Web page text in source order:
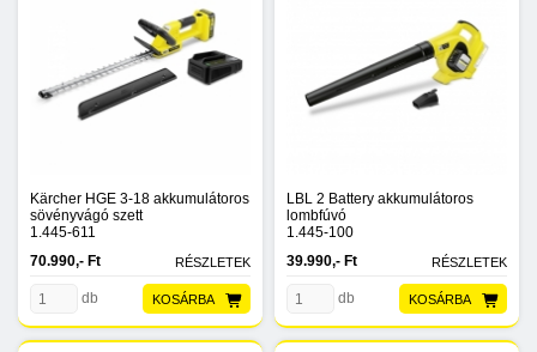
Kärcher HGE 3-18 akkumulátoros
sövényvágó szett
1.445-611
70.990,- Ft
RÉSZLETEK
KOSÁRBA
db
LBL 2 Battery akkumulátoros
lombfúvó
1.445-100
39.990,- Ft
RÉSZLETEK
KOSÁRBA
db